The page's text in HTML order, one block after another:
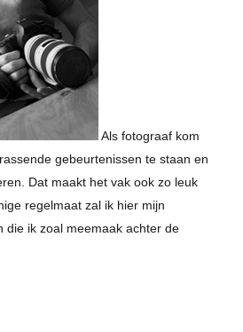
Als fotograaf kom
gebeurtenissen te staan en
Dat maakt het vak ook zo leuk
regelmaat zal ik hier mijn
die ik zoal meemaak achter de